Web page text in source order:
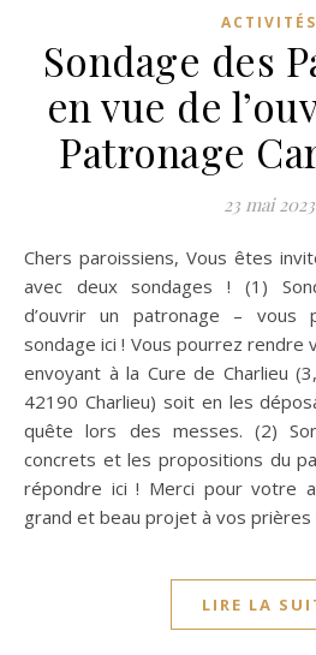
ACTIVITÉS
Sondage des
en vue de
Patronage
23 mai 2023
Chers paroissiens, Vous êtes invités à donner votre avis,
avec deux sondages ! (1)
d’ouvrir un patronage – vous
sondage ici ! Vous pourrez rendre
envoyant à la Cure de Charlieu
42190 Charlieu) soit en les
quête lors des messes. (2)
concrets et les propositions du
répondre ici ! Merci pour votre
grand et beau projet à vos prières
LIRE LA